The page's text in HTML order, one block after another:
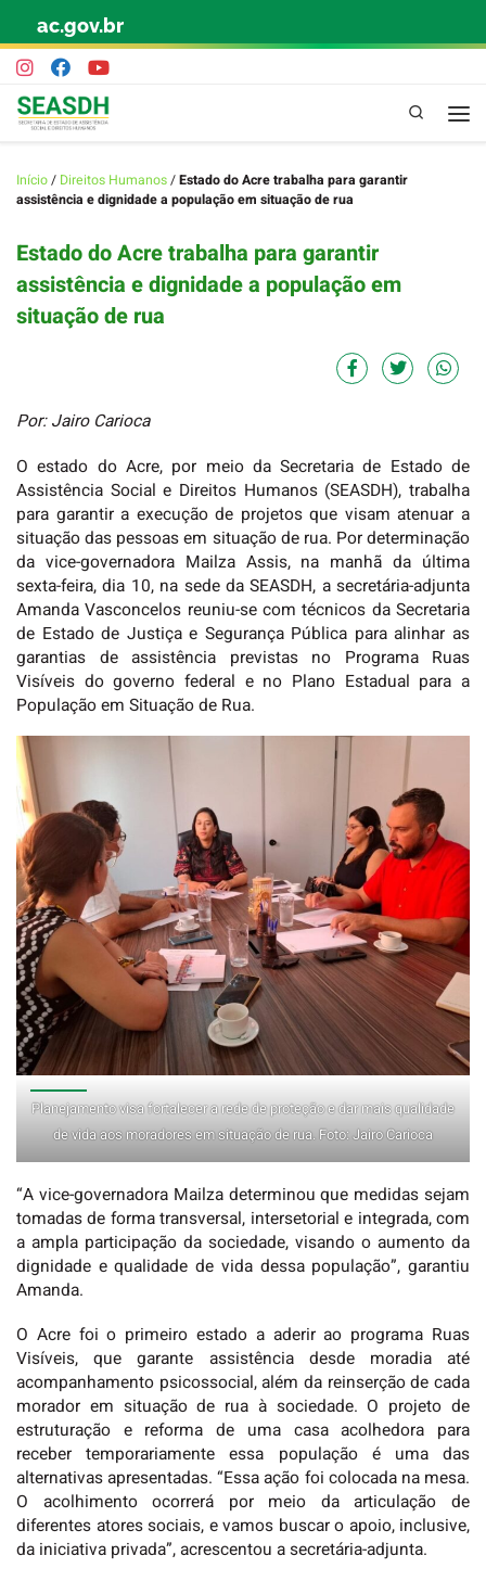
Skip to content
ac.gov.br
Pesquisa
Início/ Direitos Humanos/Estado do Acre trabalha para garantir
assistência e dignidade a população em situação de rua
Estado do Acre trabalha para garantir
assistência e dignidade a população em
situação de rua
Por: Jairo Carioca
O estado do Acre, por meio da Secretaria de Estado de
Assistência Social e Direitos Humanos (SEASDH), trabalha
para garantir a execução de projetos que visam atenuar a
situação das pessoas em situação de rua. Por determinação
da vice-governadora Mailza Assis, na manhã da última
sexta-feira, dia 10, na sede da SEASDH, a secretária-adjunta
Amanda Vasconcelos reuniu-se com técnicos da Secretaria
de Estado de Justiça e Segurança Pública para alinhar as
garantias de assistência previstas no Programa Ruas
Visíveis do governo federal e no Plano Estadual para a
População em Situação de Rua.
Planejamento visa fortalecer a rede de proteção e dar mais qualidade
de vida aos moradores em situação de rua. Foto: Jairo Carioca
“A vice-governadora Mailza determinou que medidas sejam
tomadas de forma transversal, intersetorial e integrada, com
a ampla participação da sociedade, visando o aumento da
dignidade e qualidade de vida dessa população”, garantiu
Amanda.
O Acre foi o primeiro estado a aderir ao programa Ruas
Visíveis, que garante assistência desde moradia até
acompanhamento psicossocial, além da reinserção de cada
morador em situação de rua à sociedade. O projeto de
estruturação e reforma de uma casa acolhedora para
receber temporariamente essa população é uma das
alternativas apresentadas. “Essa ação foi colocada na mesa.
O acolhimento ocorrerá por meio da articulação de
diferentes atores sociais, e vamos buscar o apoio, inclusive,
da iniciativa privada”, acrescentou a secretária-adjunta.